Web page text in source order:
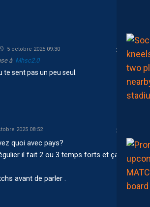
5 octobre 2025 09:30
à Mhsc2.0
te sent pas un peu seul.
2025 08:52
quoi avec pays?
il fait 2 ou 3 temps forts et ça
avant de parler .